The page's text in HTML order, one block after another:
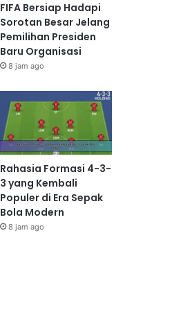
FIFA Bersiap Hadapi
Sorotan Besar Jelang
Pemilihan Presiden
Baru Organisasi
8 jam ago
Rahasia Formasi 4-3-
3 yang Kembali
Populer di Era Sepak
Bola Modern
8 jam ago